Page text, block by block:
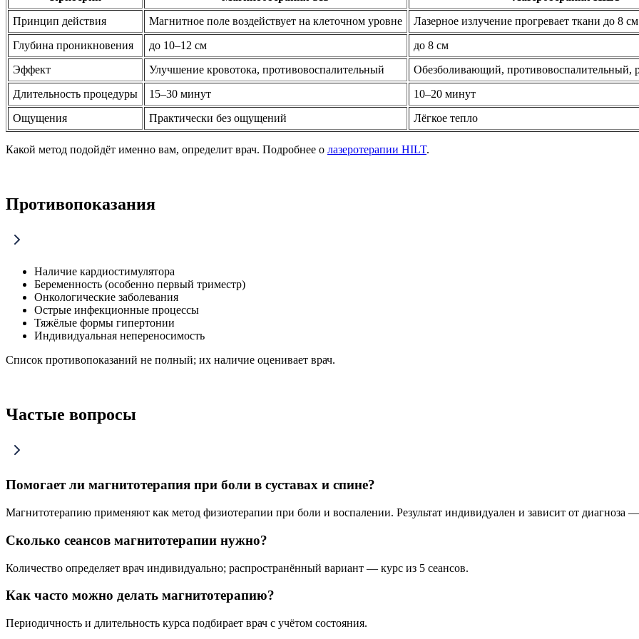
Принцип действия
Магнитное поле воздействует на клеточном уровне
Лазерное излучение прогревает ткани до 8 см
Глубина проникновения
до 10–12 см
до 8 см
Эффект
Улучшение кровотока, противовоспалительный
Обезболивающий, противовоспалительный,
Длительность процедуры
15–30 минут
10–20 минут
Ощущения
Практически без ощущений Лёгкое тепло
Какой метод подойдёт именно вам, определит врач. Подробнее о лазеротерапии HILT.
Противопоказания
Наличие кардиостимулятора
Беременность (особенно первый триместр)
Онкологические заболевания
Острые инфекционные процессы
Тяжёлые формы гипертонии
Индивидуальная непереносимость
Список противопоказаний не полный; их наличие оценивает врач.
Частые вопросы
Помогает ли магнитотерапия при боли в суставах и спине?
Магнитотерапию применяют как метод физиотерапии при боли и воспалении. Результат индивидуален и зависит от диагноза
Сколько сеансов магнитотерапии нужно?
Количество определяет врач индивидуально; распространённый вариант — курс из 5 сеансов.
Как часто можно делать магнитотерапию?
Периодичность и длительность курса подбирает врач с учётом состояния.